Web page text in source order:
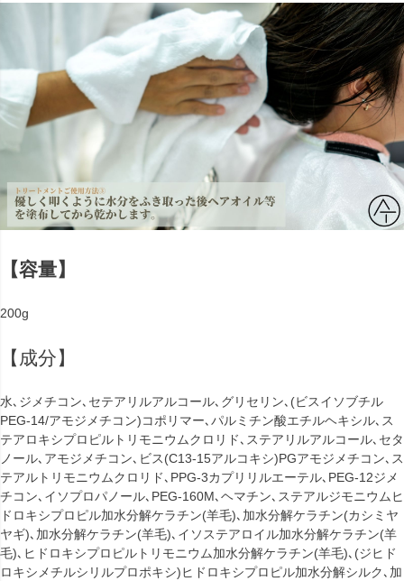
【容量】
200g
【成分】
水､ジメチコン､セテアリルアルコール､グリセリン､(ビスイソブチル
PEG-14/アモジメチコン)コポリマー､パルミチン酸エチルヘキシル､ス
テアロキシプロピルトリモニウムクロリド､ステアリルアルコール､セタ
ノール､アモジメチコン､ビス(C13-15アルコキシ)PGアモジメチコン､ス
テアルトリモニウムクロリド､PPG-3カプリリルエーテル､PEG-12ジメ
チコン､イソプロパノール､PEG-160M､ヘマチン､ステアルジモニウムヒ
ドロキシプロピル加水分解ケラチン(羊毛)､加水分解ケラチン(カシミヤ
ヤギ)､加水分解ケラチン(羊毛)､イソステアロイル加水分解ケラチン(羊
毛)､ヒドロキシプロピルトリモニウム加水分解ケラチン(羊毛)､(ジヒド
ロキシメチルシリルプロポキシ)ヒドロキシプロピル加水分解シルク､加